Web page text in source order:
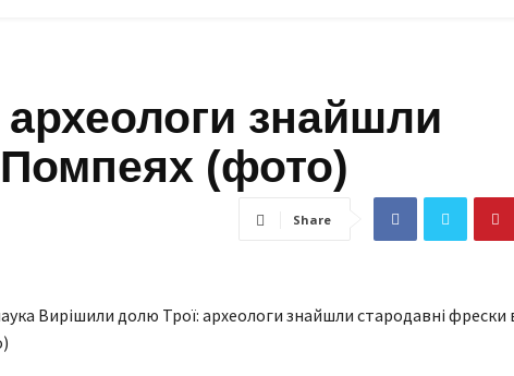
знайшли
(фото)
Share
Вирішили долю Трої: археологи знайшли стародавні фрески